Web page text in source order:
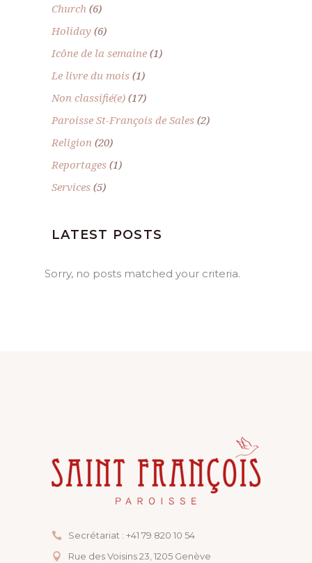
Church (6)
Holiday (6)
Icône de la semaine (1)
Le livre du mois (1)
Non classifié(e) (17)
Paroisse St-François de Sales (2)
Religion (20)
Reportages (1)
Services (5)
LATEST POSTS
Sorry, no posts matched your criteria.
Secrétariat : +41 79 820 10 54
Rue des Voisins 23, ​1205 Genève